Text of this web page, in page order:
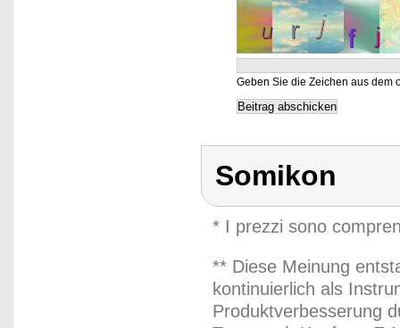
Geben Sie die Zeichen aus dem
Somikon
* I prezzi sono
** Diese Meinung
kontinuierlich als
Produktverbesserung